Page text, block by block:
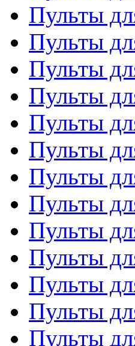
Пульты
Пульты
Пульты
Пульты
Пульты
Пульты
Пульты
Пульты
Пульты
Пульты
Пульты
Пульты
Пульты